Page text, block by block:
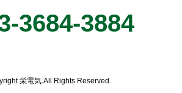
3684-3884
栄電気.All Rights Reserved.